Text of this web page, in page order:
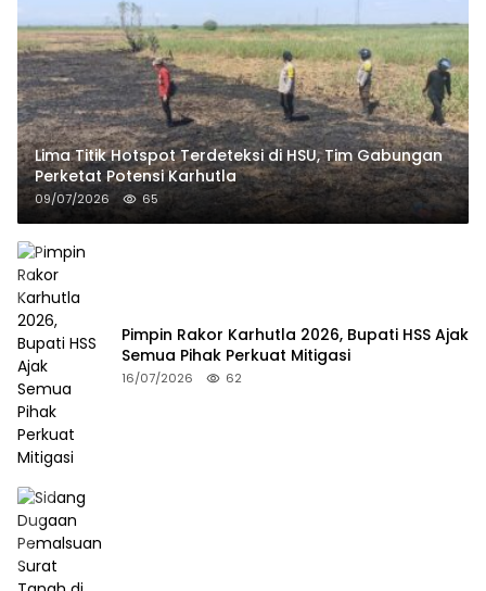
Lima Titik Hotspot Terdeteksi di HSU, Tim Gabungan
Perketat Potensi Karhutla
09/07/2026 65
Pimpin Rakor Karhutla 2026, Bupati HSS Ajak
Semua Pihak Perkuat Mitigasi
16/07/2026 62